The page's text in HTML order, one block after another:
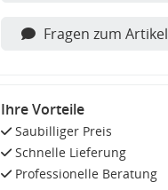
Fragen zum Artikel
Ihre Vorteile
Saubilliger Preis
Schnelle Lieferung
Professionelle Beratung